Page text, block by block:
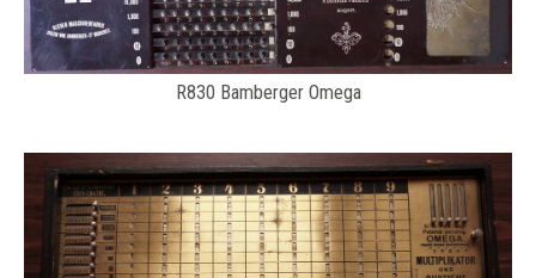
R830 Bamberger Omega